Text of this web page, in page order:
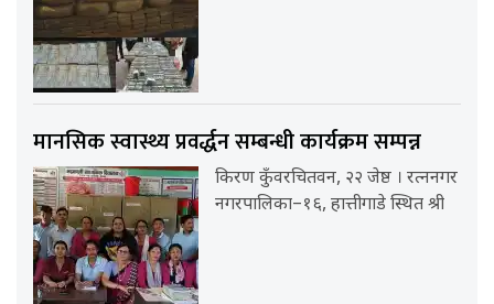
मानसिक स्वास्थ्य प्रवर्द्धन सम्बन्धी कार्यक्रम सम्पन्न
किरण कुँवरचितवन, २२ जेष्ठ । रत्ननगर
नगरपालिका–१६, हात्तीगाडे स्थित श्री